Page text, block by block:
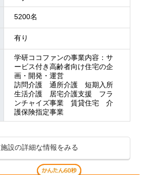
5200名
有り
学研ココファンの事業内容：サ
ービス付き高齢者向け住宅の企
画・開発・運営
訪問介護 通所介護 短期入所
生活介護 居宅介護支援 フラ
ンチャイズ事業 賃貸住宅 介
護保険指定事業
施設の詳細な情報をみる